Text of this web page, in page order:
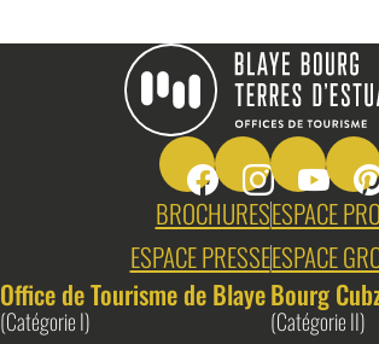
Blaye Bourg Terres d&#039;Estuaire
Suivez-nous sur
Suivez-nous
Suivez-
BROCHURESESPACE PRO
ESPACE PRESSEESPACE
Office de Tourisme de Blaye
(Catégorie I)
Bourg
(Catégorie II)